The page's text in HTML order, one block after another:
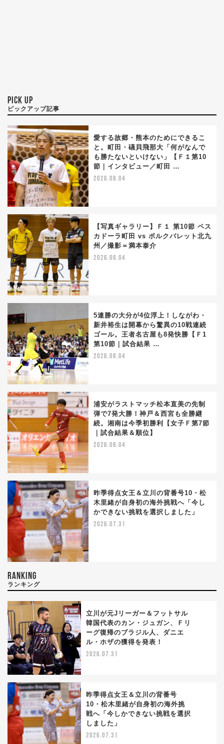
PICK UP
ピックアップ記事
愛する故郷・熊本のためにできるこ
と。町田・礒貝飛那大「何がなんで
も勝たないといけない」【Ｆ１第10
節｜インタビュー／町田 …
2026.08.04
【写真ギャラリー】Ｆ１ 第10節 ペス
カドーラ町田 vs ボルクバレット北九
州／撮影＝満本泰介
2026.08.04
5連勝の大分が4位浮上！しながわ・
新井裕生は開幕から驚異の10戦連続
ゴール。王者名古屋も8発快勝【Ｆ1
第10節｜試合結果 …
2026.08.04
浦安がラストマッチ松本直美の先制
弾で7発大勝！神戸＆西宮も全勝継
続。湘南は今季初勝利【女子Ｆ第7節
｜試合結果＆順位】
2026.08.04
昨季得点女王＆立川の背番号10・松
木里緒が自身初の海外挑戦へ「今し
かできない挑戦を選択しました」
2026.07.31
RANKING
ランキング
立川が元Jリーガー＆フットサル
韓国代表のカン・ジュガン、Ｆリ
ーグ復帰のブラジル人、ダニエ
ル・ホザの獲得を発表！
2026.07.31
昨季得点女王＆立川の背番号
10・松木里緒が自身初の海外挑
戦へ「今しかできない挑戦を選択
しました」
2026.07.31